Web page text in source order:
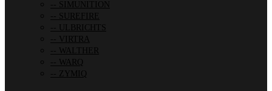
SIMUNITION
SUREFIRE
ULBRICHTS
VIRTRA
WALTHER
WARQ
ZYMIQ